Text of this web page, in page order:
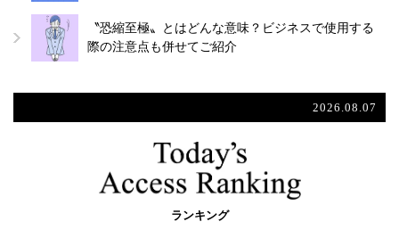
〝恐縮至極〟とはどんな意味？ビジネスで使用する
際の注意点も併せてご紹介
2026.08.07
ランキング